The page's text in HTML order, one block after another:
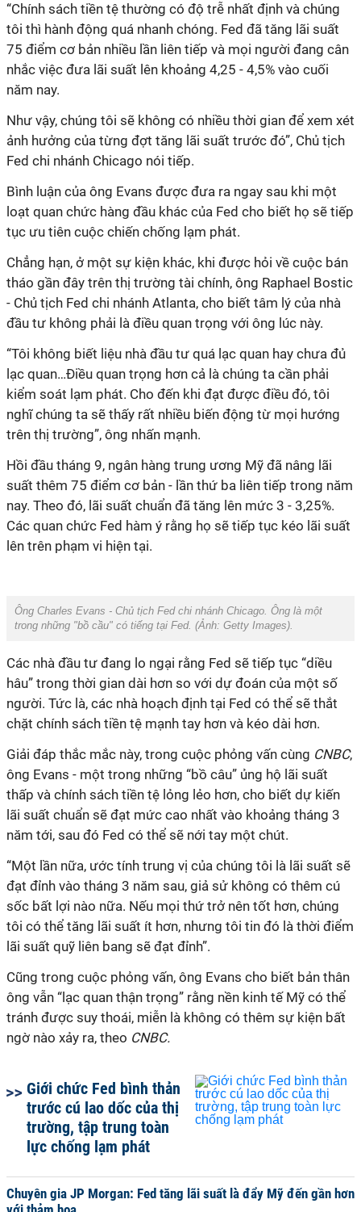
“Chính sách tiền tệ thường có độ trễ nhất định và chúng
tôi thì hành động quá nhanh chóng. Fed đã tăng lãi suất
75 điểm cơ bản nhiều lần liên tiếp và mọi người đang cân
nhắc việc đưa lãi suất lên khoảng 4,25 - 4,5% vào cuối
năm nay.
Như vậy, chúng tôi sẽ không có nhiều thời gian để xem xét
ảnh hưởng của từng đợt tăng lãi suất trước đó”, Chủ tịch
Fed chi nhánh Chicago nói tiếp.
Bình luận của ông Evans được đưa ra ngay sau khi một
loạt quan chức hàng đầu khác của Fed cho biết họ sẽ tiếp
tục ưu tiên cuộc chiến chống lạm phát.
Chẳng hạn, ở một sự kiện khác, khi được hỏi về cuộc bán
tháo gần đây trên thị trường tài chính, ông Raphael Bostic
- Chủ tịch Fed chi nhánh Atlanta, cho biết tâm lý của nhà
đầu tư không phải là điều quan trọng với ông lúc này.
“Tôi không biết liệu nhà đầu tư quá lạc quan hay chưa đủ
lạc quan…Điều quan trọng hơn cả là chúng ta cần phải
kiểm soát lạm phát. Cho đến khi đạt được điều đó, tôi
nghĩ chúng ta sẽ thấy rất nhiều biến động từ mọi hướng
trên thị trường”, ông nhấn mạnh.
Hồi đầu tháng 9, ngân hàng trung ương Mỹ đã nâng lãi
suất thêm 75 điểm cơ bản - lần thứ ba liên tiếp trong năm
nay. Theo đó, lãi suất chuẩn đã tăng lên mức 3 - 3,25%.
Các quan chức Fed hàm ý rằng họ sẽ tiếp tục kéo lãi suất
lên trên phạm vi hiện tại.
Ông Charles Evans - Chủ tịch Fed chi nhánh Chicago. Ông là một
trong những "bồ cầu" có tiếng tại Fed. (Ảnh: Getty Images).
Các nhà đầu tư đang lo ngại rằng Fed sẽ tiếp tục “diều
hâu” trong thời gian dài hơn so với dự đoán của một số
người. Tức là, các nhà hoạch định tại Fed có thể sẽ thắt
chặt chính sách tiền tệ mạnh tay hơn và kéo dài hơn.
Giải đáp thắc mắc này, trong cuộc phỏng vấn cùng CNBC,
ông Evans - một trong những “bồ câu” ủng hộ lãi suất
thấp và chính sách tiền tệ lỏng lẻo hơn, cho biết dự kiến
lãi suất chuẩn sẽ đạt mức cao nhất vào khoảng tháng 3
năm tới, sau đó Fed có thể sẽ nới tay một chút.
“Một lần nữa, ước tính trung vị của chúng tôi là lãi suất sẽ
đạt đỉnh vào tháng 3 năm sau, giả sử không có thêm cú
sốc bất lợi nào nữa. Nếu mọi thứ trở nên tốt hơn, chúng
tôi có thể tăng lãi suất ít hơn, nhưng tôi tin đó là thời điểm
lãi suất quỹ liên bang sẽ đạt đỉnh”.
Cũng trong cuộc phỏng vấn, ông Evans cho biết bản thân
ông vẫn “lạc quan thận trọng” rằng nền kinh tế Mỹ có thể
tránh được suy thoái, miễn là không có thêm sự kiện bất
ngờ nào xảy ra, theo CNBC.
Giới chức Fed bình thản
trước cú lao dốc của thị
trường, tập trung toàn
lực chống lạm phát
Chuyên gia JP Morgan: Fed tăng lãi suất là đẩy Mỹ đến gần hơn